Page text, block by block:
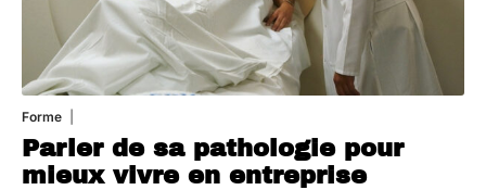
Forme
Parler de sa pathologie pour
mieux vivre en entreprise